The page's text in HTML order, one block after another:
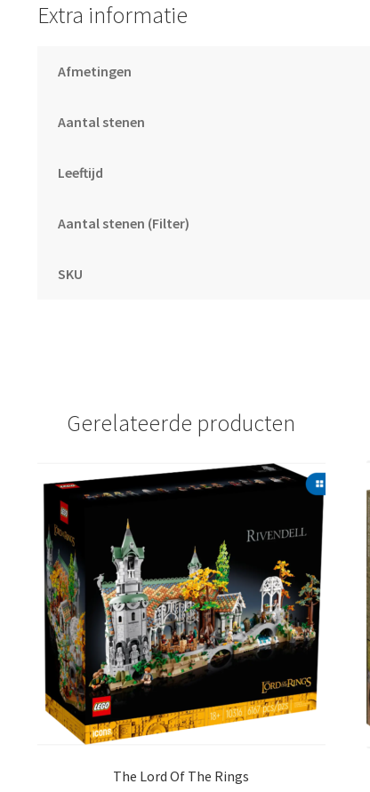
Extra informatie
Afmetingen
Aantal stenen
Leeftijd
Aantal stenen (Filter)
SKU
Gerelateerde producten
The Lord Of The Rings